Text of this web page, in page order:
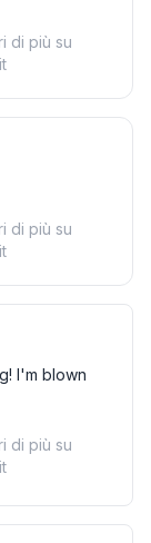
di più su
di più su
I'm blown
di più su